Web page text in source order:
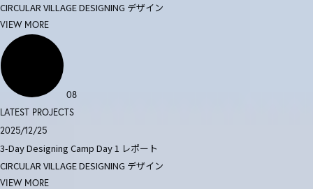
CIRCULAR VILLAGE DESIGNING デザイン
VIEW MORE
08
LATEST PROJECTS
2025/12/25
3-Day Designing Camp Day 1 レポート
CIRCULAR VILLAGE DESIGNING デザイン
VIEW MORE